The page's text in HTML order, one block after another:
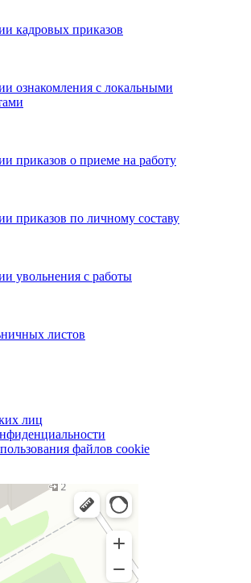
кадровых приказов
ознакомления с локальными
приказов о приеме на работу
приказов по личному составу
увольнения с работы
листов
лиц
файлов cookie